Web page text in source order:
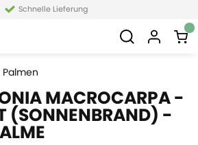
Schnelle Lieferung
MACROCARPA -
(SONNENBRAND) -